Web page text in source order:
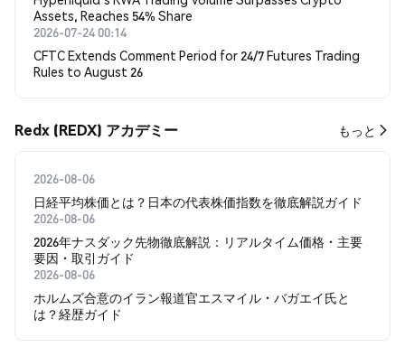
Assets, Reaches 54% Share
2026-07-24 00:14
CFTC Extends Comment Period for 24/7 Futures Trading
Rules to August 26
Redx (REDX) アカデミー もっと
2026-08-06
日経平均株価とは？日本の代表株価指数を徹底解説ガイド
2026-08-06
2026年ナスダック先物徹底解説：リアルタイム価格・主要
要因・取引ガイド
2026-08-06
ホルムズ合意のイラン報道官エスマイル・バガエイ氏と
は？経歴ガイド